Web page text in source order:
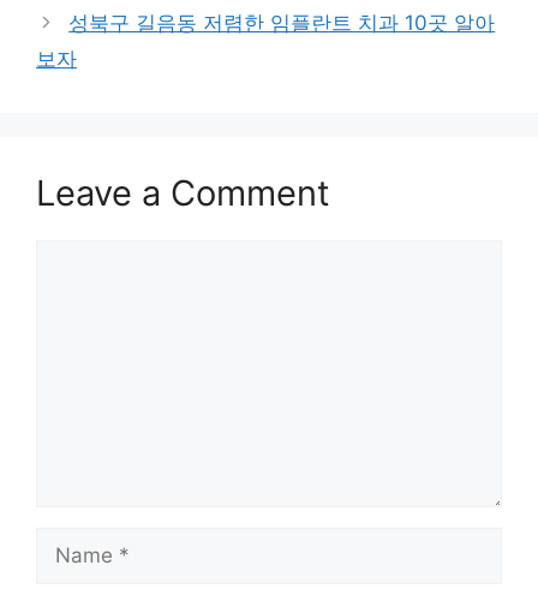
성북구 길음동 저렴한 임플란트 치과 10곳 알아
보자
Leave a Comment